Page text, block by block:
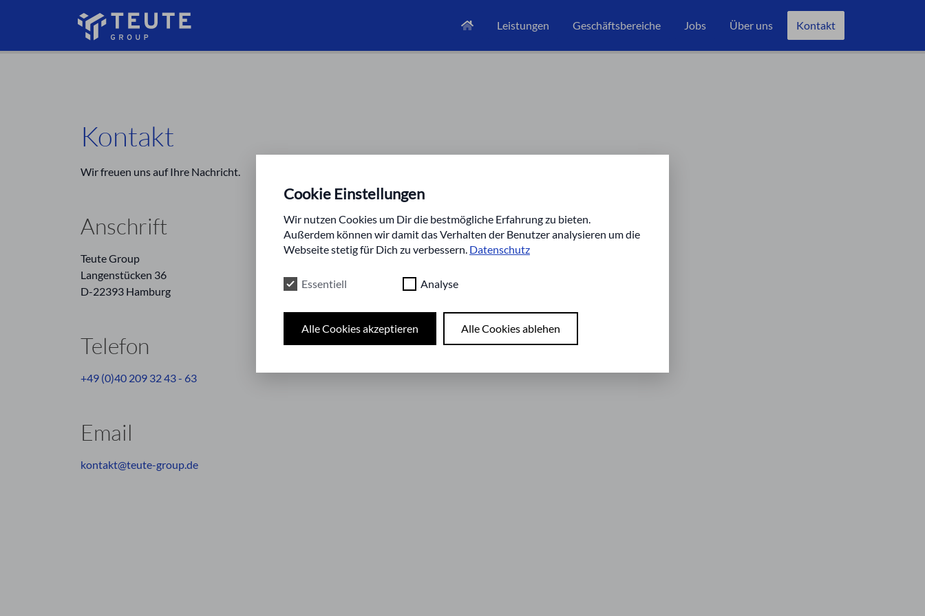
HomeLeistungen Geschäftsbereiche Jobs Über uns Kontakt
Kontakt
Wir freuen uns auf Ihre Nachricht.
Anschrift
Teute Group
Langenstücken 36
D-22393 Hamburg
Telefon
+49 (0)40 209 32 43 - 63
Email
kontakt@teute-group.de
Cookie Einstellungen
Wir nutzen Cookies um Dir die bestmögliche Erfahrung zu bieten.
Außerdem können wir damit das Verhalten der Benutzer analysieren um die
Webseite stetig für Dich zu verbessern. Datenschutz
Essentiell Analyse
Alle Cookies akzeptieren Alle Cookies ablehen